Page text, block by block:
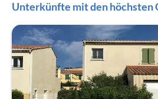
Unterkünfte mit den höchsten